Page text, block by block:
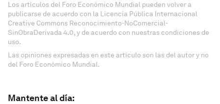
Los artículos del Foro Económico Mundial pueden volver a
publicarse de acuerdo con la Licencia Pública Internacional
Creative Commons Reconocimiento-NoComercial-
SinObraDerivada 4.0, y de acuerdo con nuestras condiciones de
uso.
Las opiniones expresadas en este artículo son las del autor y no
del Foro Económico Mundial.
Mantente al día: